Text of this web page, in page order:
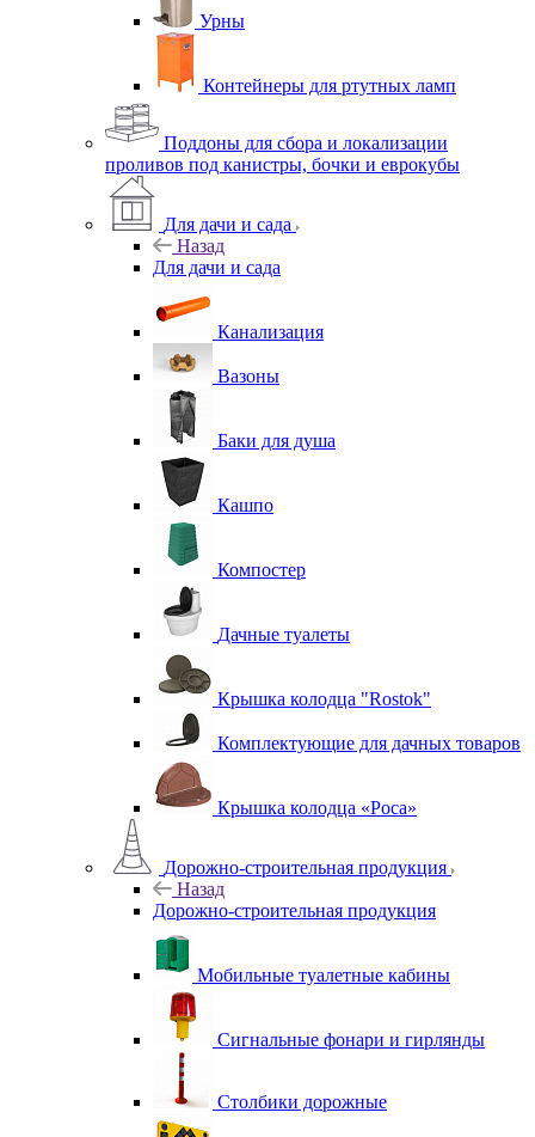
Урны
Контейнеры для ртутных ламп
Поддоны для сбора и локализации
проливов под канистры, бочки и еврокубы
Для дачи и сада
Назад
Для дачи и сада
Канализация
Вазоны
Баки для душа
Кашпо
Компостер
Дачные туалеты
Крышка колодца "Rostok"
Комплектующие для дачных товаров
Крышка колодца «Роса»
Дорожно-строительная продукция
Назад
Дорожно-строительная продукция
Мобильные туалетные кабины
Сигнальные фонари и гирлянды
Столбики дорожные